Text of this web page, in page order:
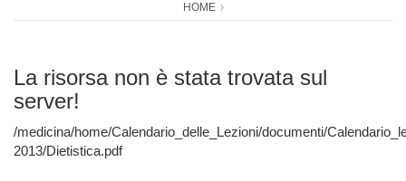
HOME
La risorsa non è stata trovata sul
server!
/medicina/home/Calendario_delle_Lezioni/documenti/
2013/Dietistica.pdf